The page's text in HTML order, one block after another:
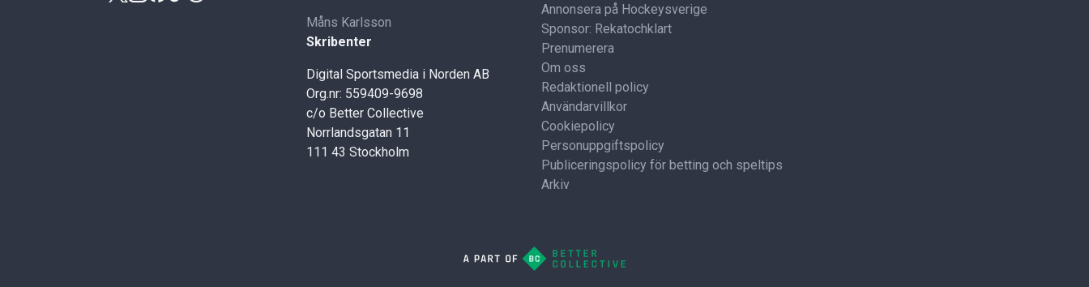
Måns Karlsson
Skribenter
Digital Sportsmedia i Norden AB
Org.nr: 559409-9698
c/o Better Collective
Norrlandsgatan 11
111 43 Stockholm
Annonsera på Hockeysverige
Sponsor: Rekatochklart
Prenumerera
Om oss
Redaktionell policy
Användarvillkor
Cookiepolicy
Personuppgiftspolicy
Publiceringspolicy för betting och speltips
Arkiv